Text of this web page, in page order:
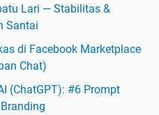
Lari — Stabilitas &
Santai
di Facebook Marketplace
Chat)
(ChatGPT): #6 Prompt